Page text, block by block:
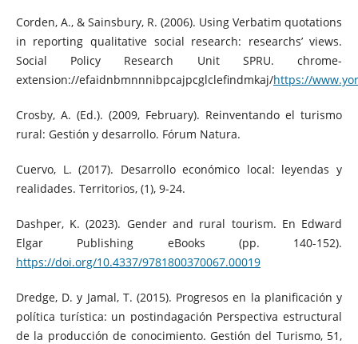
Corden, A., & Sainsbury, R. (2006). Using Verbatim quotations
in reporting qualitative social research: researchs’ views.
Social Policy Research Unit SPRU. chrome-
extension://efaidnbmnnnibpcajpcglclefindmkaj/https://
Crosby, A. (Ed.). (2009, February). Reinventando el turismo
rural: Gestión y desarrollo. Fórum Natura.
Cuervo, L. (2017). Desarrollo económico local: leyendas y
realidades. Territorios, (1), 9-24.
Dashper, K. (2023). Gender and rural tourism. En Edward
Elgar Publishing eBooks (pp. 140-152).
https://doi.org/10.4337/9781800370067.00019
Dredge, D. y Jamal, T. (2015). Progresos en la planificación y
política turística: un postindagación Perspectiva estructural
de la producción de conocimiento. Gestión del Turismo, 51,